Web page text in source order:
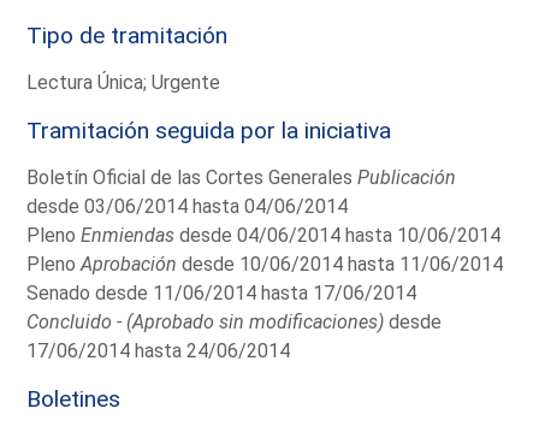
Tipo de tramitación
Lectura Única; Urgente
Tramitación seguida por la iniciativa
Boletín Oficial de las Cortes GeneralesPublicación
desde 03/06/2014 hasta 04/06/2014
PlenoEnmiendas desde 04/06/2014 hasta 10/06/2014
PlenoAprobación desde 10/06/2014 hasta 11/06/2014
Senado desde 11/06/2014 hasta 17/06/2014
Concluido - (Aprobado sin modificaciones) desde
17/06/2014 hasta 24/06/2014
Boletines